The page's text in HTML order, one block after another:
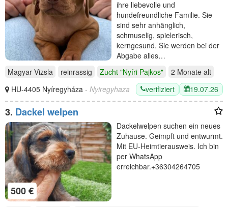
ihre liebevolle und
hundefreundliche Familie. Sie
sind sehr anhänglich,
schmuselig, spielerisch,
kerngesund. Sie werden bei der
Abgabe alles…
Magyar Vizsla
reinrassig Zucht "Nyíri Pajkos" 2 Monate alt
HU-4405 Nyíregyháza - Nyiregyhaza verifiziert 19.07.26
3. Dackel welpen
500 €
Dackelwelpen suchen ein neues
Zuhause. Geimpft und entwurmt.
Mit EU-Heimtierausweis. Ich bin
per WhatsApp
erreichbar.+36304264705